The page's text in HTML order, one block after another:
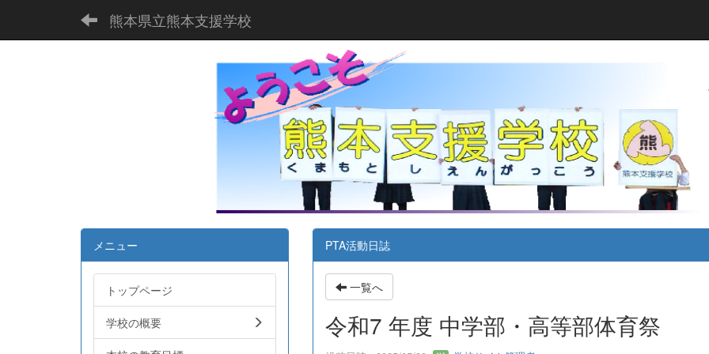
熊本県立熊本支援学校
PTA活動日誌
一覧へ
令和7 年度 中学部・高等部体育祭
メニュー
トップページ
学校の概要